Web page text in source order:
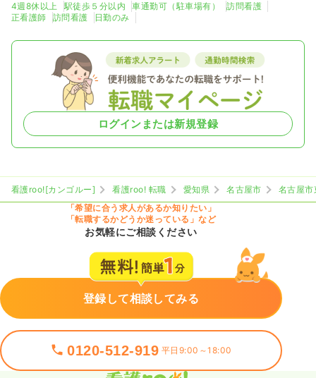
4週8休以上 駅徒歩５分以内 車通勤可（駐車場有）
訪問看護
正看護師
訪問看護 日勤のみ
ログインまたは新規登録
看護roo![カンゴルー] 看護roo! 転職 愛知県 名古屋市
名古屋市
「希望に合う求人があるか知りたい」
「転職するかどうか迷っている」など
お気軽にご相談ください
登録して相談してみる
0120-512-919 平日9:00～18:00